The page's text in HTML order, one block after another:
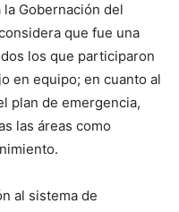
la Gobernación del
que fue una
los que participaron
en equipo; en cuanto al
plan de emergencia,
las áreas como
al sistema de